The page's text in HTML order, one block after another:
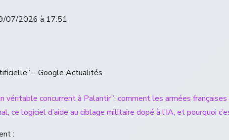
07/2026 à 17:51
– Google Actualités
véritable concurrent à Palantir”: comment les armées
ce logiciel d’aide au ciblage militaire dopé à l’IA, et pourquoi
: